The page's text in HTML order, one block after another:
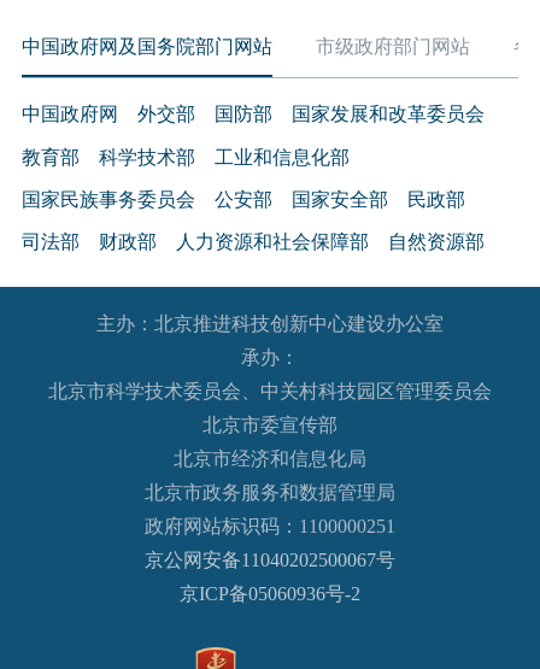
中国政府网及国务院部门网站 市级政府部门网站 各
中国政府网 外交部 国防部 国家发展和改革委员会
教育部 科学技术部 工业和信息化部
国家民族事务委员会 公安部 国家安全部 民政部
司法部 财政部 人力资源和社会保障部 自然资源部
生态环境部 住房和城乡建设部 交通运输部 水利部
农业农村部 商务部 文化和旅游部
退役军人事务部
国家语言文字工作委员会
国家航天局 国家原子能机构
国家核安全局
国务院国有资产监督管理委员会
国家市场监督管理总局
主办：北京推进科技创新中心建设办公室
承办：
北京市科学技术委员会、中关村科技园区管理委员会
北京市委宣传部
北京市经济和信息化局
北京市政务服务和数据管理局
政府网站标识码：1100000251
京公网安备11040202500067号
京ICP备05060936号-2